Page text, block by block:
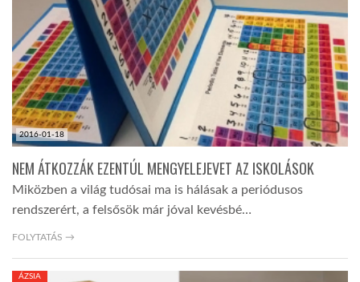
2016-01-18
NEM ÁTKOZZÁK EZENTÚL MENGYELEJEVET AZ ISKOLÁSOK
Miközben a világ tudósai ma is hálásak a periódusos
rendszerért, a felsősök már jóval kevésbé…
FOLYTATÁS →
ÁZSIA